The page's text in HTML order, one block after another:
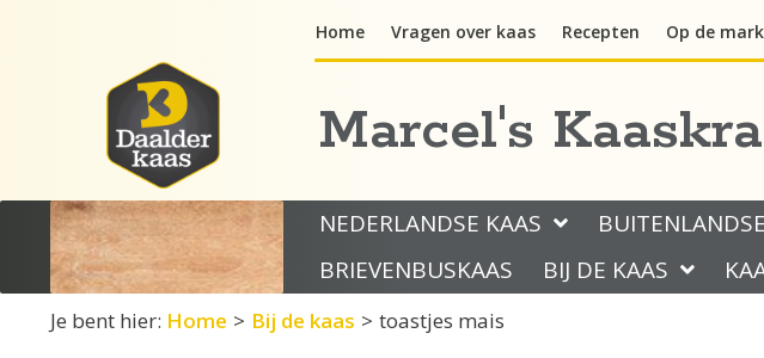
Home Vragen over kaas Recepten Op de
Marcel's
NEDERLANDSE KAAS
BRIEVENBUSKAAS
BIJ DE KAAS
Je bent hier: Home > Bij de kaas > toastjes mais